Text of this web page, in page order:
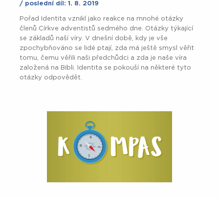
/ poslední díl: 1. 8. 2019
Pořad Identita vznikl jako reakce na mnohé otázky
členů Církve adventistů sedmého dne. Otázky týkající
se základů naší víry. V dnešní době, kdy je vše
zpochybňováno se lidé ptají, zda má ještě smysl věřit
tomu, čemu věřili naši předchůdci a zda je naše víra
založená na Bibli. Identita se pokouší na některé tyto
otázky odpovědět.